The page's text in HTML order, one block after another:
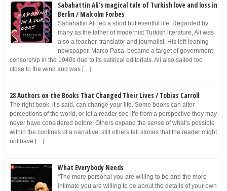
Sabahattin Ali’s magical tale of Turkish love and loss in
Berlin / Malcolm Forbes
Sabahattin Ali led a short but eventful life. Regarded by
many as the father of modernist Turkish literature, Ali was
also a teacher, translator and journalist. His left-leaning
newspaper, Marco Pasa, became a target of government
censorship in the 1940s due to its satirical editorials. Ali also sailed too
close to the wind and was […]
28 Authors on the Books That Changed Their Lives / Tobias Carroll
The right book, it’s said, can change your life. Some books can alter
perceptions of the world, or let a reader see life from a perspective they may
never have considered before. Others expand the sense of what’s possible
within the confines of a narrative; still others tell stories that the reader might
not have […]
What Everybody Needs
“The more personal you are willing to be and the more
intimate you are willing to be about the details of your own